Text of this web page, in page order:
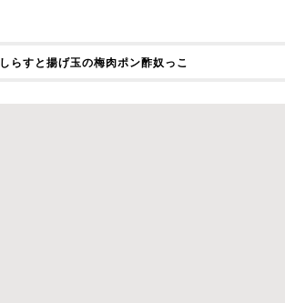
しらすと揚げ玉の梅肉ポン酢奴っこ